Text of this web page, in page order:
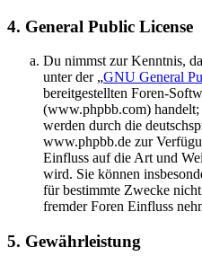
4. General Public License
Du nimmst zur Kenntnis,
unter der „GNU General
bereitgestellten Foren-
(www.phpbb.com) handelt;
werden durch die
www.phpbb.de zur
Einfluss auf die Art und
wird. Sie können
für bestimmte Zwecke
fremder Foren Einfluss
5. Gewährleistung